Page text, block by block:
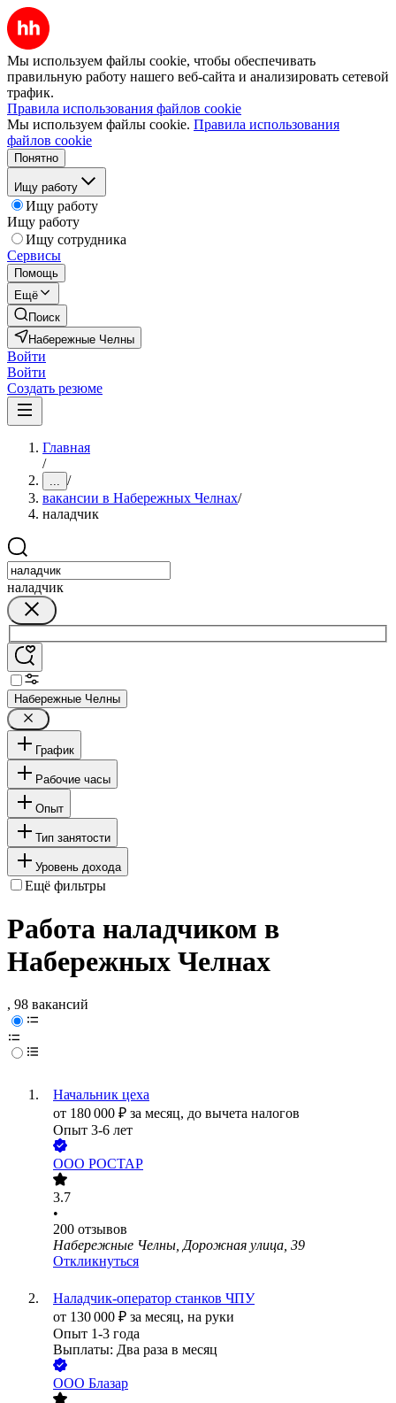
Мы используем файлы cookie, чтобы обеспечивать
правильную работу нашего веб-сайта и анализировать сетевой
трафик.
Правила использования файлов cookie
Мы используем файлы cookie. Правила использования
файлов cookie
Понятно
Ищу работу
Ищу работу
Ищу работу
Ищу сотрудника
Сервисы
Помощь
Ещё
Поиск
Набережные Челны
Войти
Войти
Создать резюме
Главная
/
... /
вакансии в Набережных Челнах/
наладчик
наладчик
Набережные Челны
График
Рабочие часы
Опыт
Тип занятости
Уровень дохода
Ещё фильтры
Работа наладчиком в
Набережных Челнах
, 98 вакансий
Начальник цеха
от 180 000 ₽ за месяц, до вычета налогов
Опыт 3-6 лет
ООО РОСТАР
3.7
•
200 отзывов
Набережные Челны, Дорожная улица, 39
Откликнуться
Наладчик-оператор станков ЧПУ
от 130 000 ₽ за месяц, на руки
Опыт 1-3 года
Выплаты: Два раза в месяц
ООО Блазар